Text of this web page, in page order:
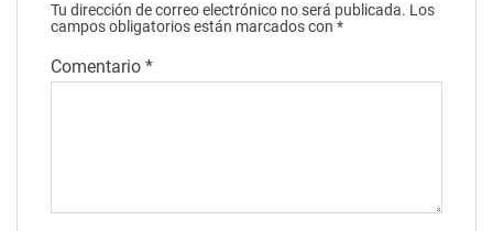
Tu dirección de correo electrónico no será publicada. Los
campos obligatorios están marcados con *
Comentario *